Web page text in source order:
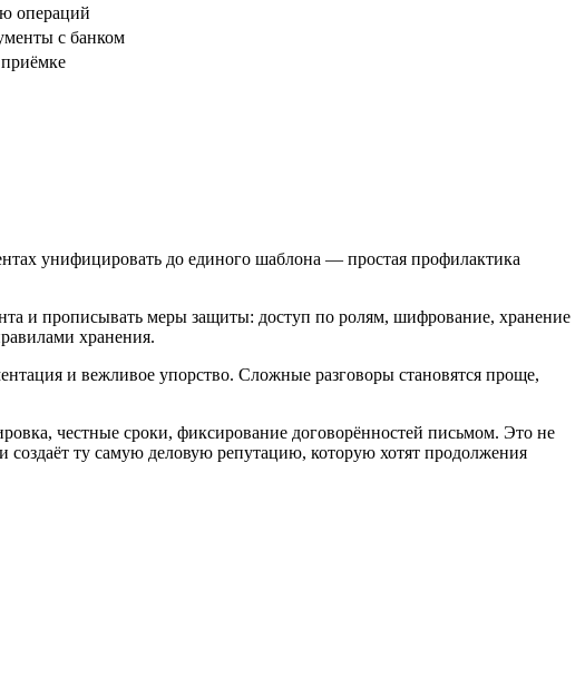
операций
с банком
унифицировать до единого шаблона — простая профилактика
и прописывать меры защиты: доступ по ролям, шифрование, хранение
хранения.
и вежливое упорство. Сложные разговоры становятся проще,
честные сроки, фиксирование договорённостей письмом. Это не
ту самую деловую репутацию, которую хотят продолжения